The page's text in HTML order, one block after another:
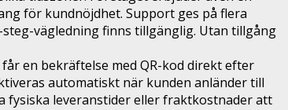
för kundnöjdhet. Support ges på flera
vägledning finns tillgänglig. Utan tillgång
en bekräftelse med QR-kod direkt efter
automatiskt när kunden anländer till
fysiska leveranstider eller fraktkostnader att